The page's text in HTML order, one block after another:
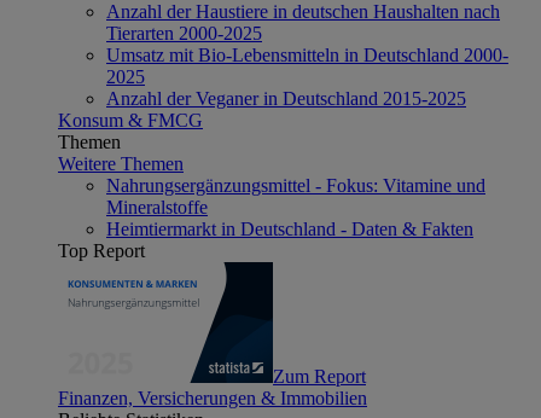
Anzahl der Haustiere in deutschen Haushalten nach
Tierarten 2000-2025
Umsatz mit Bio-Lebensmitteln in Deutschland 2000-
2025
Anzahl der Veganer in Deutschland 2015-2025
Konsum & FMCG
Themen
Weitere Themen
Nahrungsergänzungsmittel - Fokus: Vitamine und
Mineralstoffe
Heimtiermarkt in Deutschland - Daten & Fakten
Top Report
Zum Report
Finanzen, Versicherungen & Immobilien